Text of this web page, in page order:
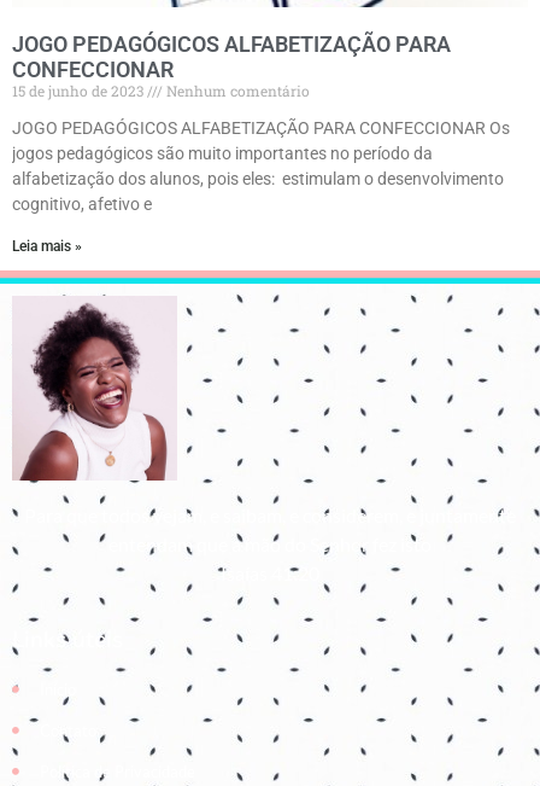
JOGO PEDAGÓGICOS ALFABETIZAÇÃO PARA
CONFECCIONAR
15 de junho de 2023
Nenhum comentário
JOGO PEDAGÓGICOS ALFABETIZAÇÃO PARA CONFECCIONAR Os
jogos pedagógicos são muito importantes no período da
alfabetização dos alunos, pois eles: estimulam o desenvolvimento
cognitivo, afetivo e
Leia mais »
Para que todos vejam, e saibam, e considerem, e juntamente
entendam que a mão do Senhor fez isto
Isaías 41:20
Links úteis
Contato
Política de Privacidade